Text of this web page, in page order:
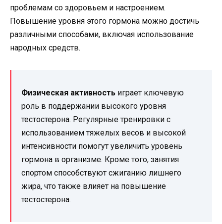
проблемам со здоровьем и настроением.
Повышение уровня этого гормона можно достичь
различными способами, включая использование
народных средств.
Физическая активность играет ключевую
роль в поддержании высокого уровня
тестостерона. Регулярные тренировки с
использованием тяжелых весов и высокой
интенсивности помогут увеличить уровень
гормона в организме. Кроме того, занятия
спортом способствуют сжиганию лишнего
жира, что также влияет на повышение
тестостерона.